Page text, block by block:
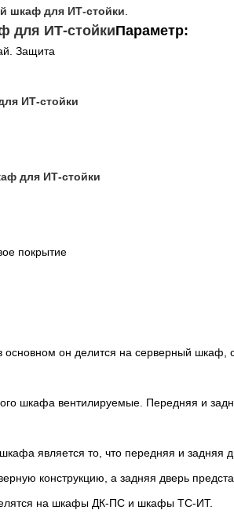
шкаф для ИТ-стойки.
для ИТ-стойкиПараметр:
Защита
ИТ-стойки
для ИТ-стойки
покрытие
основном он делится на серверный
шкафа вентилируемые. Передняя и
является то, что передняя и
конструкцию, а задняя дверь
на шкафы ДК-ПС и шкафы ТС-ИТ.